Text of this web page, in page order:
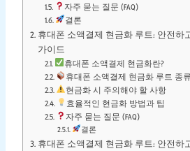
자주 묻는 질문 (FAQ)
결론
휴대폰 소액결제 현금화 루트: 안전하
가이드
휴대폰 소액결제 현금화란?
휴대폰 소액결제 현금화 루트 종류
현금화 시 주의해야 할 사항
효율적인 현금화 방법과 팁
자주 묻는 질문 (FAQ)
결론
휴대폰 소액결제 현금화 루트: 안전하